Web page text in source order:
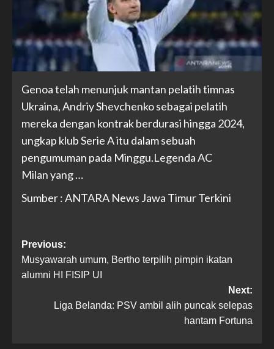
Genoa telah menunjuk mantan pelatih timnas
Ukraina, Andriy Shevchenko sebagai pelatih
mereka dengan kontrak berdurasi hingga 2024,
ungkap klub Serie A itu dalam sebuah
pengumuman pada Minggu.Legenda AC
Milan yang …
Sumber : ANTARA News Jawa Timur Terkini
Previous:
Musyawarah umum, Bertho terpilih pimpin ikatan
alumni HI FISIP UI
Next:
Liga Belanda: PSV ambil alih puncak selepas
hantam Fortuna